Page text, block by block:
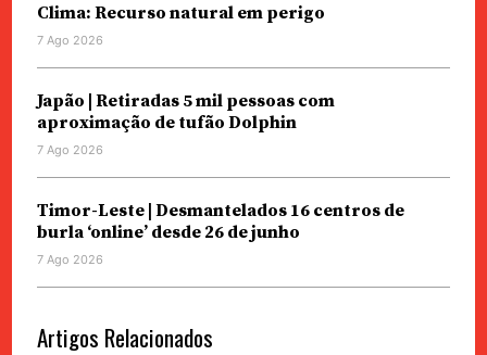
Clima: Recurso natural em perigo
7 Ago 2026
Japão | Retiradas 5 mil pessoas com
aproximação de tufão Dolphin
7 Ago 2026
Timor-Leste | Desmantelados 16 centros de
burla ‘online’ desde 26 de junho
7 Ago 2026
Artigos Relacionados